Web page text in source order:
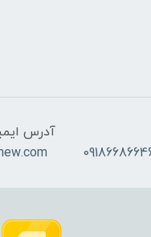
آدرس